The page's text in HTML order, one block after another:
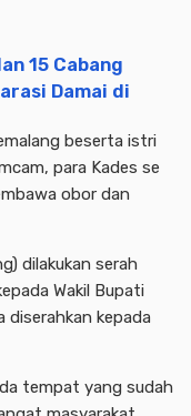
15 Cabang
Damai di
beserta istri
para Kades se
obor dan
dilakukan serah
Wakil Bupati
diserahkan kepada
tempat yang sudah